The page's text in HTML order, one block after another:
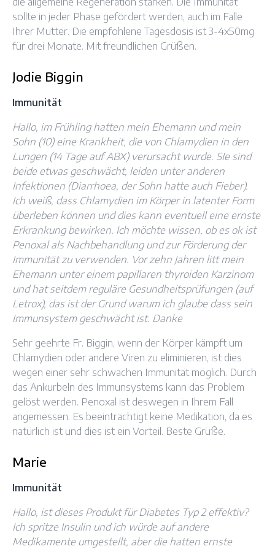
sollte in jeder Phase gefördert werden, auch im Falle
Ihrer Mutter. Die empfohlene Tagesdosis ist 3-4x50mg
für drei Monate. Mit freundlichen Grüßen.
Jodie Biggin
Immunität
Hallo, im Frühling hatten mein Ehemann und mein
Sohn (10) eine Krankheit, die von Chlamydien in den
Lungen (14 Tage auf ABX) verursacht wurde. SIe sind
beide etwas geschwächt, leiden unter anderen
Infektionen (Diarrhoea, der Sohn hatte auch Fieber).
Ich weiß, dass Chlamydien im Körper in latenter Form
überleben können und dies kann eventuell eine ernste
Erkrankung bewirken. Ich möchte wissen, ob es ok ist
Penoxal als Nachbehandlung und zur Förderung der
Immunität zu verwenden. Vor zehn Jahren litt mein
Ehemann unter einem papillaren thyroiden Karzinom
und hat seitdem reguläre Gesundheitsprüfungen (auf
Letrox), das ist der Grund warum ich glaube dass sein
Immunsystem geschwächt ist. Danke
Sehr geehrte Fr. Biggin, wenn der Körper kämpft um
Chlamydien oder andere Viren zu eliminieren, ist dies
wegen einer sehr schwachen Immunität möglich. Durch
das Ankurbeln des Immunsystems kann das Problem
gelöst werden. Penoxal ist deswegen in Ihrem Fall
angemessen. Es beeinträchtigt keine Medikation, da es
natürlich ist und dies ist ein Vorteil. Beste Grüße.
Marie
Immunität
Hallo, ist dieses Produkt für Diabetes Typ 2 effektiv?
Ich spritze Insulin und ich würde auf andere
Medikamente umgestellt, aber die hatten ernste